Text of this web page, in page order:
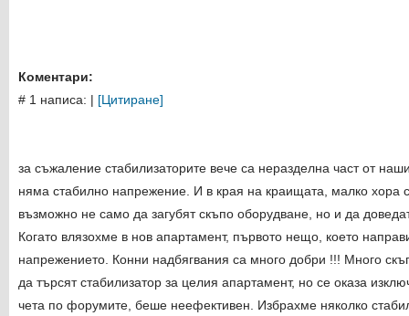
Коментари:
# 1 написа: | [Цитиране]
за съжаление стабилизаторите вече са неразделна част от
няма стабилно напрежение. И в края на краищата, малко хора
възможно не само да загубят скъпо оборудване, но и да
Когато влязохме в нов апартамент, първото нещо, което
напрежението. Конни надбягвания са много добри !!! Много
да търсят стабилизатор за целия апартамент, но се оказа
чета по форумите, беше неефективен. Избрахме няколко